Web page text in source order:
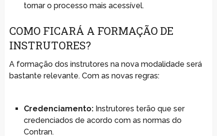
tornar o processo mais acessível.
COMO FICARÁ A FORMAÇÃO DE
INSTRUTORES?
A formação dos instrutores na nova modalidade será
bastante relevante. Com as novas regras:
Credenciamento:Instrutores terão que ser
credenciados de acordo com as normas do
Contran.